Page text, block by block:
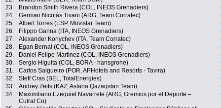
23.
Brandon Smith Rivera (COL, INEOS Grenadiers)
24.
German Nicolás Tivani (ARG, Team Corratec)
25.
Albert Torres (ESP, Movistar Team)
26.
Filippo Ganna (ITA, INEOS Grenadiers)
27.
Alexander Konychev (ITA, Team Corratec)
28.
Egan Bernal (COL, INEOS Grenadiers)
29.
Daniel Felipe Martínez (COL, INEOS Grenadiers)
30.
Sergio Higuita (COL, BORA - hansgrohe)
31.
Carlos Salgueiro (POR, APHotels and Resorts - Tavira)
32.
Steff Cras (BEL, TotalEnergies)
33.
Andrey Zeits (KAZ, Astana Qazaqstan Team)
34.
Maximiliano Ezequiel Navarrete (ARG, Gremios por el Deporte –
Cutral Co)